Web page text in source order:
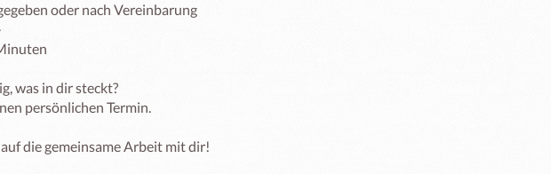
oder nach Vereinbarung
was in dir steckt?
persönlichen Termin.
die gemeinsame Arbeit mit dir!